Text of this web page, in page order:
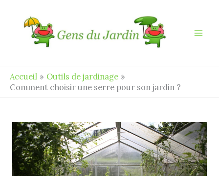
Accueil
Outils de jardinage
Comment choisir une serre pour son jardin ?